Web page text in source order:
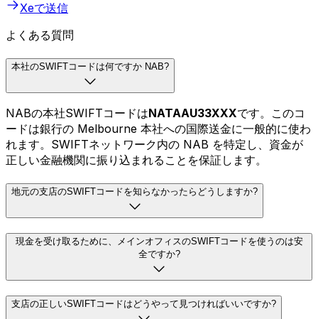
Xeで送信
よくある質問
本社のSWIFTコードは何ですか NAB?
NABの本社SWIFTコードはNATAAU33XXXです。このコ
ードは銀行の Melbourne 本社への国際送金に一般的に使わ
れます。SWIFTネットワーク内の NAB を特定し、資金が
正しい金融機関に振り込まれることを保証します。
地元の支店のSWIFTコードを知らなかったらどうしますか?
現金を受け取るために、メインオフィスのSWIFTコードを使うのは安
全ですか?
支店の正しいSWIFTコードはどうやって見つければいいですか?